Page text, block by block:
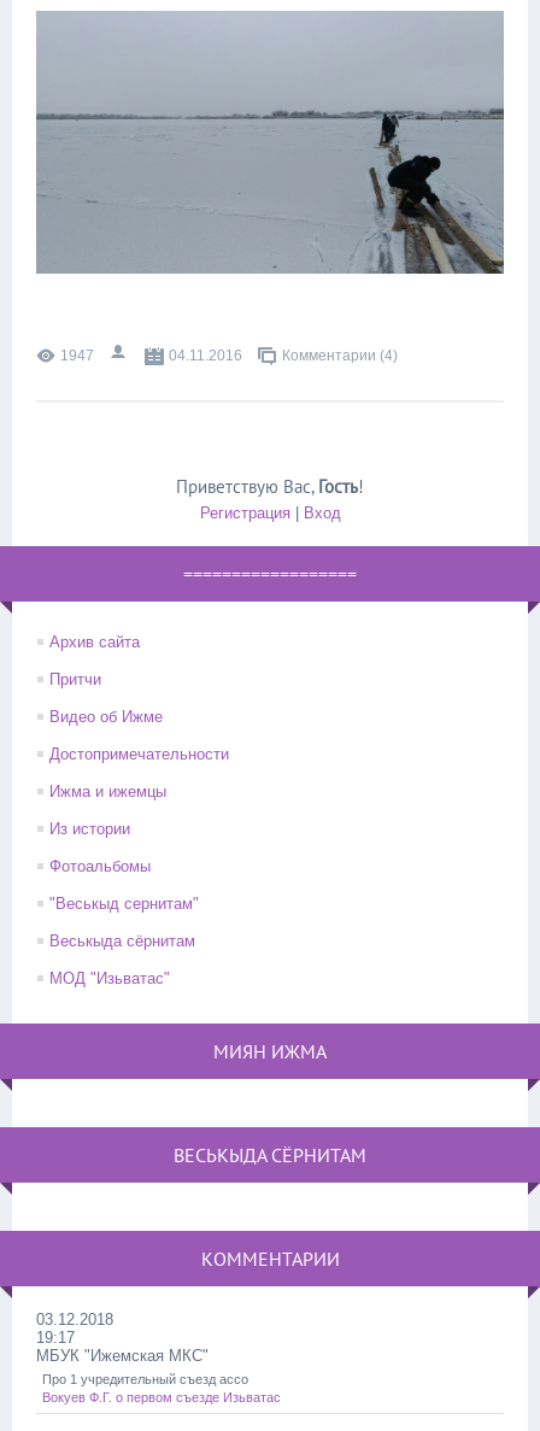
1947 04.11.2016 Комментарии (4)
Приветствую Вас, Гость!
Регистрация| Вход
==================
Архив сайта
Притчи
Видео об Ижме
Достопримечательности
Ижма и ижемцы
Из истории
Фотоальбомы
"Веськыд сернитам"
Веськыда сёрнитам
МОД "Изьватас"
МИЯН ИЖМА
ВЕСЬКЫДА СЁРНИТАМ
КОММЕНТАРИИ
03.12.2018
19:17
МБУК "Ижемская МКС"
Про 1 учредительный съезд ассо
Вокуев Ф.Г. о первом съезде Изьватас